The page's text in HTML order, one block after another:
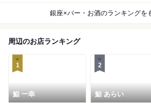
銀座×バー・お酒のランキングを
周辺のお店ランキング
1
鮨 一幸
2
鮨 あらい